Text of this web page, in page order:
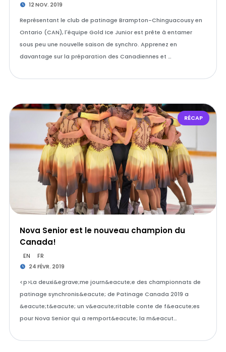
12 NOV. 2019
Représentant le club de patinage Brampton-Chinguacousy en
Ontario (CAN), l'équipe Gold Ice Junior est prête à entamer
sous peu une nouvelle saison de synchro. Apprenez en
davantage sur la préparation des Canadiennes et …
RÉCAP
Nova Senior est le nouveau champion du
Canada!
EN FR
24 FÉVR. 2019
<p>La deuxi&egrave;me journ&eacute;e des championnats de
patinage synchronis&eacute; de Patinage Canada 2019 a
&eacute;t&eacute; un v&eacute;ritable conte de f&eacute;es
pour Nova Senior qui a remport&eacute; la m&eacut…